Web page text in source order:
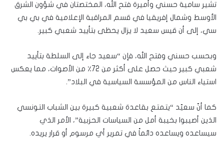
تشير سامية حسني وأميرة فتح الله، المختصتان في شؤون الشرق
الأوسط وشمال إفريقيا في قسم المراقبة الإعلامية في بي بي
سي، إلى أن قيس سعيد لا يزال يحظى بتأييد شعبي كبير.
وبحسب حسني وفتح الله، فإن “سعيد جاء إلى السلطة بتأييد
شعبي كبير حيث حصل على أكثر من 72٪ من الأصوات، مما يعكس
استياء الناس من المؤسسة السياسية في البلاد”.
كما أنّ سعيّد “يتمتع بقاعدة شعبية كبيرة بين الشباب التونسي
الذين أصيبوا بخيبة أمل من السياسات الحزبية”، الأمر الذي
سيساعده ويساعده دائماً في تمرير أي مرسوم أو قرار يريده.